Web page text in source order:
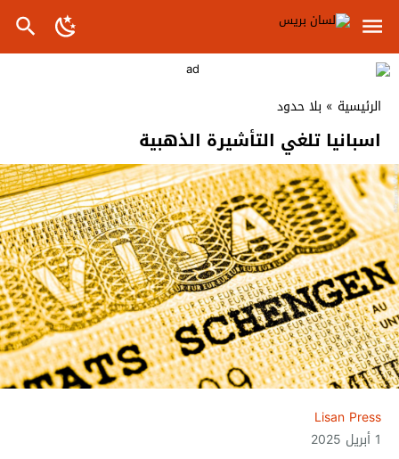
الرئيسية » بلا حدود
اسبانيا تلغي التأشيرة الذهبية
Lisan Press
1 أبريل 2025